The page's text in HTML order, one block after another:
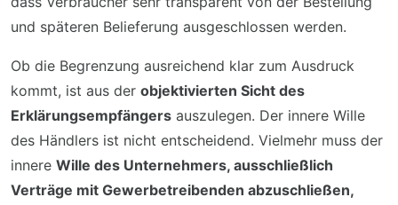
und späteren Belieferung ausgeschlossen werden.
Ob die Begrenzung ausreichend klar zum Ausdruck
kommt, ist aus der objektivierten Sicht des
Erklärungsempfängers auszulegen. Der innere Wille
des Händlers ist nicht entscheidend. Vielmehr muss der
innere Wille des Unternehmers, ausschließlich
Verträge mit Gewerbetreibenden abzuschließen,